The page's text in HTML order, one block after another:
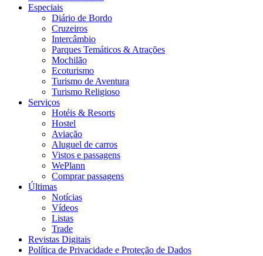
Especiais
Diário de Bordo
Cruzeiros
Intercâmbio
Parques Temáticos & Atrações
Mochilão
Ecoturismo
Turismo de Aventura
Turismo Religioso
Serviços
Hotéis & Resorts
Hostel
Aviação
Aluguel de carros
Vistos e passagens
WePlann
Comprar passagens
Últimas
Notícias
Vídeos
Listas
Trade
Revistas Digitais
Política de Privacidade e Proteção de Dados